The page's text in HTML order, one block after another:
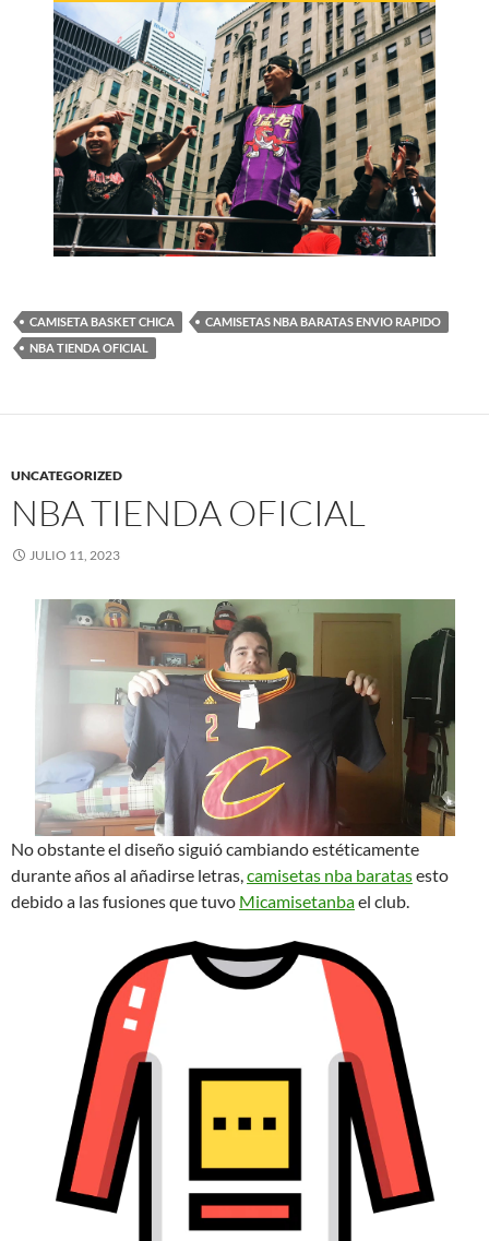
CAMISETA BASKET CHICA
CAMISETAS NBA BARATAS ENVIO RAPIDO
NBA TIENDA OFICIAL
UNCATEGORIZED
NBA TIENDA OFICIAL
JULIO 11, 2023
No obstante el diseño siguió cambiando estéticamente
durante años al añadirse letras, camisetas nba baratasesto
debido a las fusiones que tuvo Micamisetanbael club.